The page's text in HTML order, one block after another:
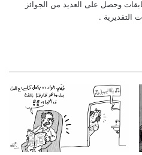
وحصل على العديد من الجوائز
التقديرية .